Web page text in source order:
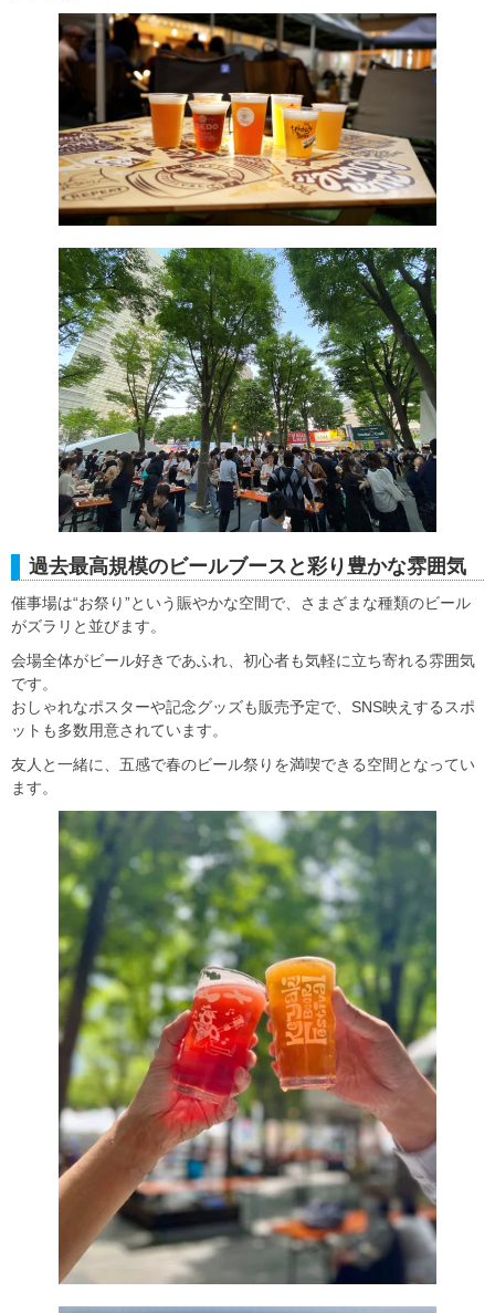
過去最高規模のビールブースと彩り豊かな雰囲気
催事場は“お祭り”という賑やかな空間で、さまざまな種類のビール
がズラリと並びます。
会場全体がビール好きであふれ、初心者も気軽に立ち寄れる雰囲気
です。
おしゃれなポスターや記念グッズも販売予定で、SNS映えするスポ
ットも多数用意されています。
友人と一緒に、五感で春のビール祭りを満喫できる空間となってい
ます。